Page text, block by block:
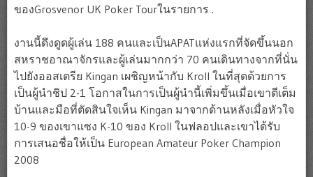
ของGrosvenor UK Poker Tourในรายการ .
งานนี้ดึงดูดผู้เล่น 188 คนและเป็นAPATแห่งแรกที่จัดขึ้นนอก
สหราชอาณาจักรและผู้เล่นมากกว่า 70 คนเดินทางจากที่นั่น
ไปยังออสเตรีย Kingan เผชิญหน้ากับ Kroll ในที่สุดด้วยการ
เป็นผู้นำชิป 2-1 โอกาสในการเป็นผู้นำนี้เพิ่มขึ้นเมื่อเขาตีเต็ม
บ้านและมือที่ตัดสินใจเห็น Kingan มาจากด้านหลังเมื่อหัวใจ
10-9 ของเขาแซง K-10 ของ Kroll ในฟลอปและเขาได้รับ
การเสนอชื่อให้เป็น European Amateur Poker Champion
2008